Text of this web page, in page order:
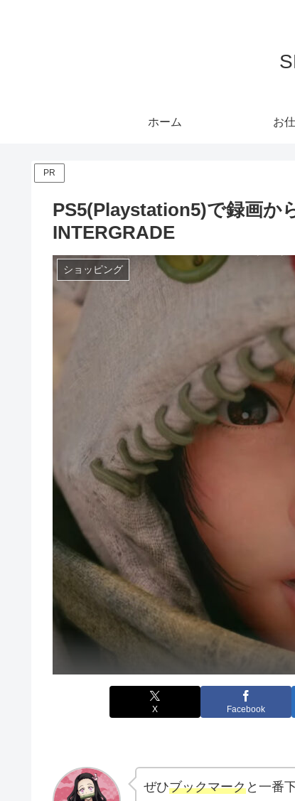
ホーム お
PR
PS5(Playstation5)で録画か
INTERGRADE
ショッピング
X Facebook
ぜひブックマークと一番